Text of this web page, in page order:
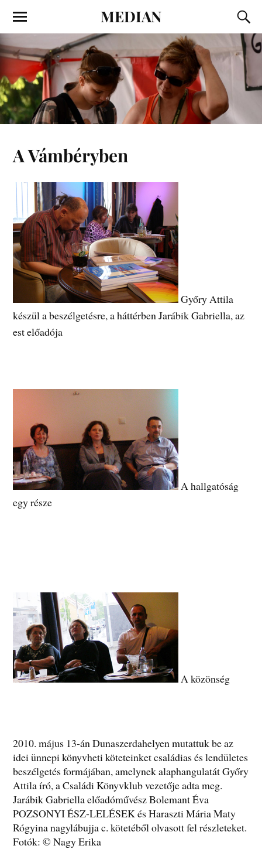
MEDIAN
A Vámbéryben
Győry Attila
készül a beszélgetésre, a háttérben Jarábik Gabriella, az
est előadója
A hallgatóság
egy része
A közönség
2010. május 13-án Dunaszerdahelyen mutattuk be az
idei ünnepi könyvheti köteteinket családias és lendületes
beszélgetés formájában, amelynek alaphangulatát Győry
Attila író, a Családi Könyvklub vezetője adta meg.
Jarábik Gabriella előadóművész Bolemant Éva
POZSONYI ÉSZ-LELÉSEK és Haraszti Mária Maty
Rógyina nagylábujja c. kötetéből olvasott fel részleteket.
Fotók: © Nagy Erika